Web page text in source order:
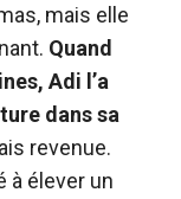
mais elle
Quand
Adi l’a
dans sa
revenue.
à élever un